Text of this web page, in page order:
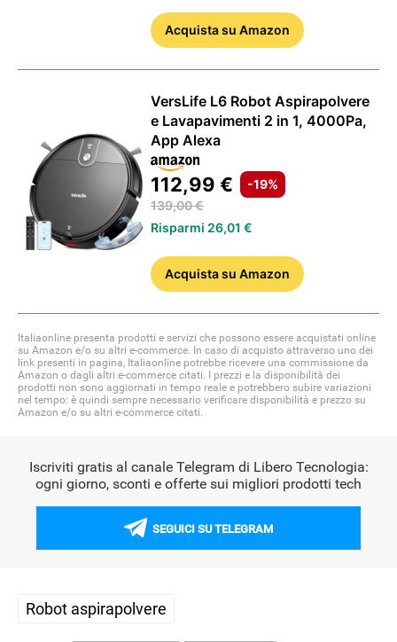
Acquistasu Amazon
VersLife L6 Robot Aspirapolvere
e Lavapavimenti 2 in 1, 4000Pa,
App Alexa
112,99 €
-19%
139,00 €
Risparmi 26,01 €
Acquistasu Amazon
Italiaonline presenta prodotti e servizi che possono essere acquistati online
su Amazon e/o su altri e-commerce. In caso di acquisto attraverso uno dei
link presenti in pagina, Italiaonline potrebbe ricevere una commissione da
Amazon o dagli altri e-commerce citati. I prezzi e la disponibilità dei
prodotti non sono aggiornati in tempo reale e potrebbero subire variazioni
nel tempo: è quindi sempre necessario verificare disponibilità e prezzo su
Amazon e/o su altri e-commerce citati.
Iscriviti gratis al canale Telegram di Libero Tecnologia:
ogni giorno, sconti e offerte sui migliori prodotti tech
SEGUICI SU TELEGRAM
Robot aspirapolvere